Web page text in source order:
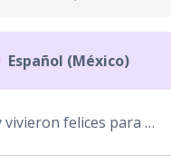
Español (México)
... y vivieron felices para siempre